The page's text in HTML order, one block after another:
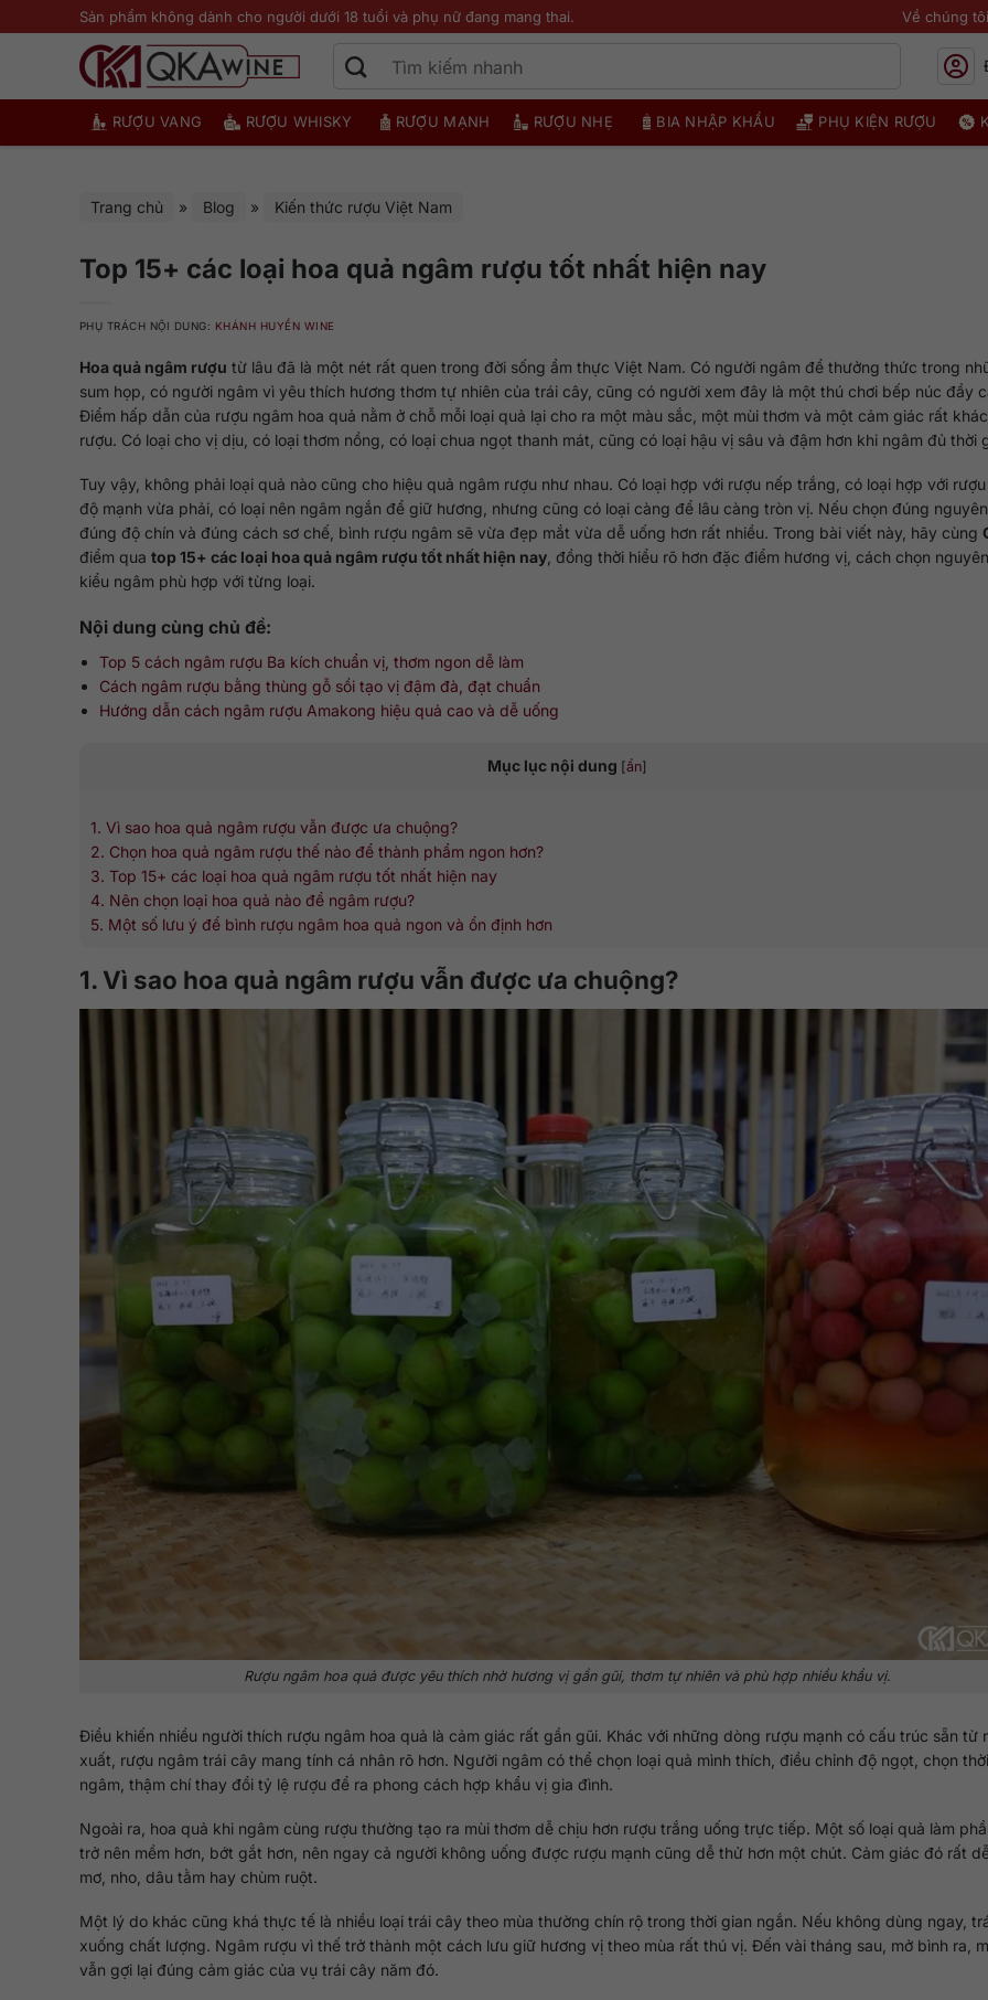
qua
Sản phẩm không dành cho người dưới 18 tuổi và phụ nữ đang mang thai. Về chúng tôi
RƯỢU VANG RƯỢU WHISKY RƯỢU MẠNH RƯỢU NHẸ BIA NHẬP KHẨU PHỤ KIỆN RƯỢU
Trang chủ » Blog » Kiến thức rượu Việt Nam
Top 15+ các loại hoa quả ngâm rượu tốt nhất hiện nay
PHỤ TRÁCH NỘI DUNG: KHÁNH HUYỀN WINE
Hoa quả ngâm rượu từ lâu đã là một nét rất quen trong đời sống ẩm thực Việt Nam. Có người ngâm để thưởng thức trong
sum họp, có người ngâm vì yêu thích hương thơm tự nhiên của trái cây, cũng có người xem đây là một thú chơi bếp núc đầy
Điểm hấp dẫn của rượu ngâm hoa quả nằm ở chỗ mỗi loại quả lại cho ra một màu sắc, một mùi thơm và một cảm giác rất
rượu. Có loại cho vị dịu, có loại thơm nồng, có loại chua ngọt thanh mát, cũng có loại hậu vị sâu và đậm hơn khi ngâm đủ thời
Tuy vậy, không phải loại quả nào cũng cho hiệu quả ngâm rượu như nhau. Có loại hợp với rượu nếp trắng, có loại hợp với
độ mạnh vừa phải, có loại nên ngâm ngắn để giữ hương, nhưng cũng có loại càng để lâu càng tròn vị. Nếu chọn đúng nguyên
đúng độ chín và đúng cách sơ chế, bình rượu ngâm sẽ vừa đẹp mắt vừa dễ uống hơn rất nhiều. Trong bài viết này, hãy cùng
điểm qua top 15+ các loại hoa quả ngâm rượu tốt nhất hiện nay , đồng thời hiểu rõ hơn đặc điểm hương vị, cách chọn
kiểu ngâm phù hợp với từng loại.
Nội dung cùng chủ đề:
Top 5 cách ngâm rượu Ba kích chuẩn vị, thơm ngon dễ làm
Cách ngâm rượu bằng thùng gỗ sồi tạo vị đậm đà, đạt chuẩn
Hướng dẫn cách ngâm rượu Amakong hiệu quả cao và dễ uống
Mục lục nội dung [ẩn]
1. Vì sao hoa quả ngâm rượu vẫn được ưa chuộng?
2. Chọn hoa quả ngâm rượu thế nào để thành phẩm ngon hơn?
3. Top 15+ các loại hoa quả ngâm rượu tốt nhất hiện nay
4. Nên chọn loại hoa quả nào để ngâm rượu?
5. Một số lưu ý để bình rượu ngâm hoa quả ngon và ổn định hơn
1. Vì sao hoa quả ngâm rượu vẫn được ưa chuộng?
Rượu ngâm hoa quả được yêu thích nhờ hương vị gần gũi, thơm tự nhiên và phù hợp nhiều khẩu vị.
Điều khiến nhiều người thích rượu ngâm hoa quả là cảm giác rất gần gũi. Khác với những dòng rượu mạnh có cấu trúc sẵn từ
xuất, rượu ngâm trái cây mang tính cá nhân rõ hơn. Người ngâm có thể chọn loại quả mình thích, điều chỉnh độ ngọt, chọn
ngâm, thậm chí thay đổi tỷ lệ rượu để ra phong cách hợp khẩu vị gia đình.
Ngoài ra, hoa quả khi ngâm cùng rượu thường tạo ra mùi thơm dễ chịu hơn rượu trắng uống trực tiếp. Một số loại quả làm
trở nên mềm hơn, bớt gắt hơn, nên ngay cả người không uống được rượu mạnh cũng dễ thử hơn một chút. Cảm giác đó rất
mơ, nho, dâu tằm hay chùm ruột.
Một lý do khác cũng khá thực tế là nhiều loại trái cây theo mùa thường chín rộ trong thời gian ngắn. Nếu không dùng ngay,
xuống chất lượng. Ngâm rượu vì thế trở thành một cách lưu giữ hương vị theo mùa rất thú vị. Đến vài tháng sau, mở bình ra,
vẫn gợi lại đúng cảm giác của vụ trái cây năm đó.